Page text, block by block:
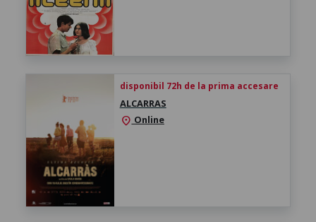
disponibil 72h de la prima accesare
ALCARRAS
location_on Online